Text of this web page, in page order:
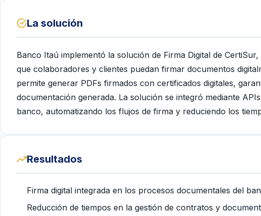
La solución
Banco Itaú implementó la solución de Firma Digital de
que colaboradores y clientes puedan firmar documentos
permite generar PDFs firmados con certificados digitales,
documentación generada. La solución se integró mediante
banco, automatizando los flujos de firma y reduciendo los
Resultados
Firma digital integrada en los procesos documentales del
Reducción de tiempos en la gestión de contratos y